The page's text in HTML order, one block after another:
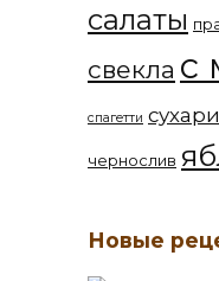
салаты
свекла с
спагетти
чернослив
Новые